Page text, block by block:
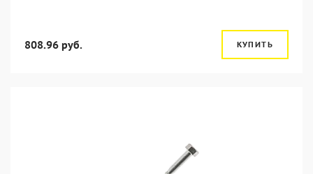
808.96 руб. КУПИТЬ